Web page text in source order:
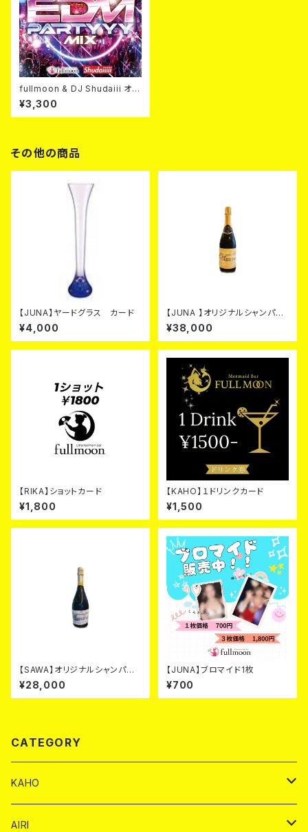
fullmoon & DJ Shudaiii オリ
ジナルMIX CD！！
¥3,300
その他の商品
【JUNA】ヤードグラス カード
¥4,000
【JUNA 】オリジナルシャンパ
ン ゴールド カード
¥38,000
【RIKA】ショットカード
¥1,800
【KAHO】１ドリンクカード
¥1,500
【SAWA】オリジナルシャンパ
ン シルバーカード
¥28,000
【JUNA】ブロマイド1枚
¥700
CATEGORY
KAHO
シャンパンカード
AIRI